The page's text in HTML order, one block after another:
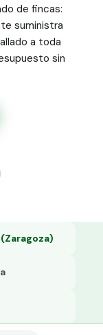
de fincas:
suministra
a toda
sin